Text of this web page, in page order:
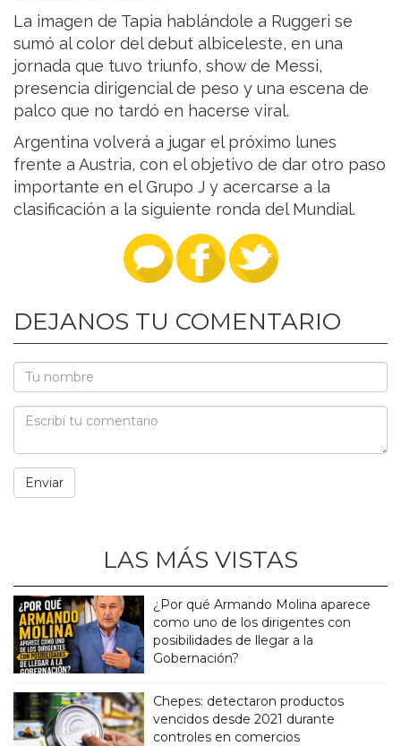
La imagen de Tapia hablándole a Ruggeri se
sumó al color del debut albiceleste, en una
jornada que tuvo triunfo, show de Messi,
presencia dirigencial de peso y una escena de
palco que no tardó en hacerse viral.
Argentina volverá a jugar el próximo lunes
frente a Austria, con el objetivo de dar otro paso
importante en el Grupo J y acercarse a la
clasificación a la siguiente ronda del Mundial.
DEJANOS TU COMENTARIO
LAS MÁS VISTAS
¿Por qué Armando Molina aparece
como uno de los dirigentes con
posibilidades de llegar a la
Gobernación?
Chepes: detectaron productos
vencidos desde 2021 durante
controles en comercios